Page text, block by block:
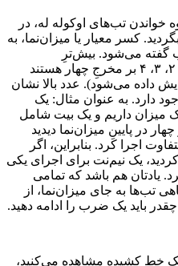
تب‌های اوکوله له، در
کسر معیار یا میزان‌نما، به
گفته می‌شود. بیش‌ترِ
میزان‌نماها شامل ارقامی هم‌چون ۲، ۳، ۴ بر مخرجِ چهار هستند
داده می‌شود). عدد بالا نشان
دارد. به عنوان مثال: یک
یعنی ما ۴ بیت در یک میزان داریم و یک بیت شامل
در پایینِ میزان‌نما دیدید
اجرا کرد. بنابراین،‌ اگر
3/2 را مشاهده کردید، یک نیم‌نت برای اجرای یکی
یادتان هم باشد که تمامی
تب‌ها به جای میزان‌نما، از
باید یک ضرب را ادامه دهید.
یک خطِ کشیده مشاهده می‌کنید،